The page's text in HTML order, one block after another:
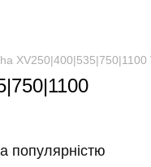
XV250|400|535|750|1100
популярністю